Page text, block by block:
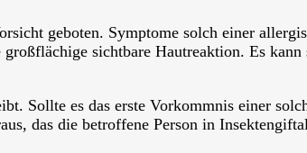
geboten. Symptome solch einer
sichtbare Hautreaktion. Es kann
Sollte es das erste Vorkommnis einer
das die betroffene Person in